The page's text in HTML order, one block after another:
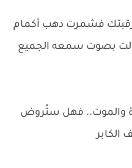
رقبتك فشمرت دهب أكمام
بصوت سمعه الجميع
والموت.. فهل ستُروض
الكابر